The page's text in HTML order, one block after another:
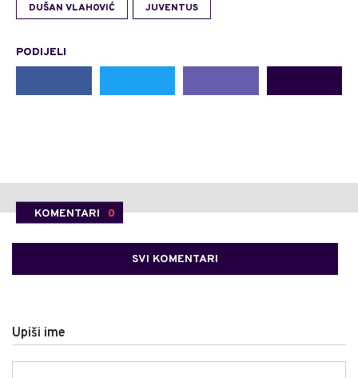
DUŠAN VLAHOVIĆ JUVENTUS
PODIJELI
KOMENTARI 0
SVI KOMENTARI
Upiši ime